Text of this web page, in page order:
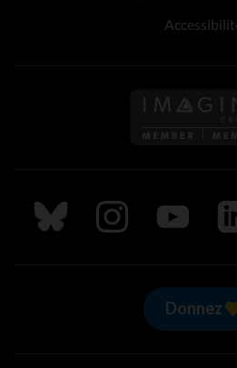
Suivez nous sur Bluesky
Suivez nous sur
Suivez
Donnez